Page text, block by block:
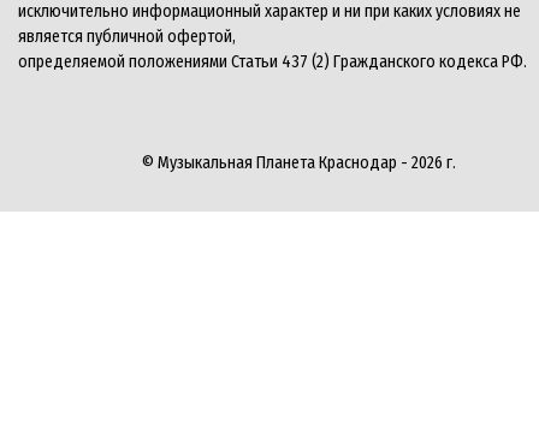
исключительно информационный характер и ни при каких условиях не
является публичной офертой,
определяемой положениями Статьи 437 (2) Гражданского кодекса РФ.
© Музыкальная Планета Краснодар - 2026 г.